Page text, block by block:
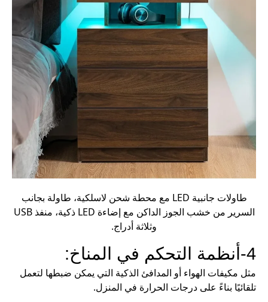
طاولات جانبية LED مع محطة شحن لاسلكية، طاولة بجانب
السرير من خشب الجوز الداكن مع إضاءة LED ذكية، منفذ USB
وثلاثة أدراج.
4-أنظمة التحكم في المناخ:
مثل مكيفات الهواء أو المدافئ الذكية التي يمكن ضبطها لتعمل
تلقائيًا بناءً على درجات الحرارة في المنزل.